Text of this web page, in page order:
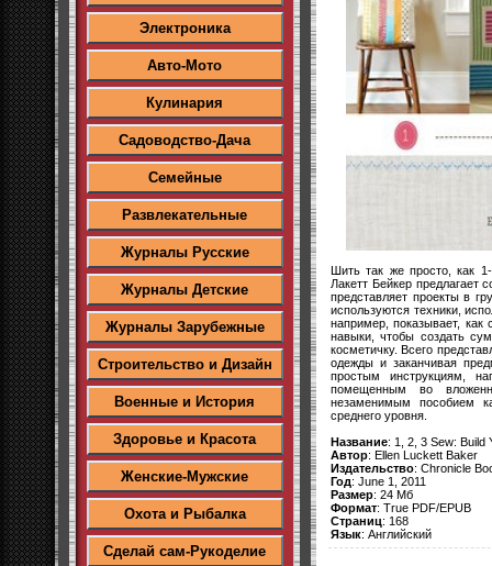
Электроника
Авто-Мото
Кулинария
Садоводство-Дача
Семейные
Развлекательные
Журналы Русские
Журналы Детские
Журналы Зарубежные
Строительство и Дизайн
Военные и История
Здоровье и Красота
Женские-Мужские
Охота и Рыбалка
Сделай сам-Рукоделие
Шить так же просто, как
Лакетт Бейкер предлагает
представляет проекты в
используются техники,
например, показывает,
навыки, чтобы создать
косметичку. Всего
одежды и заканчивая
простым инструкциям,
помещенным во
незаменимым пособием
среднего уровня.
Название: 1, 2, 3 Sew: Build
Автор: Ellen Luckett Baker
Издательство: Chronicle
Год: June 1, 2011
Размер: 24 Мб
Формат: True PDF/EPUB
Страниц: 168
Язык: Английский